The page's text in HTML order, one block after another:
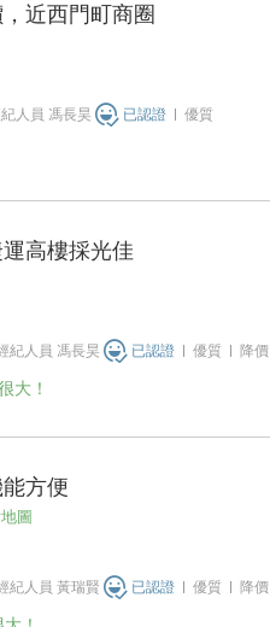
近西門町商圈
人員 馮長昊 已認證 優質
高樓採光佳
紀人員 馮長昊 已認證 優質 降價
大！
方便
圖
紀人員 黃瑞賢 已認證 優質 降價